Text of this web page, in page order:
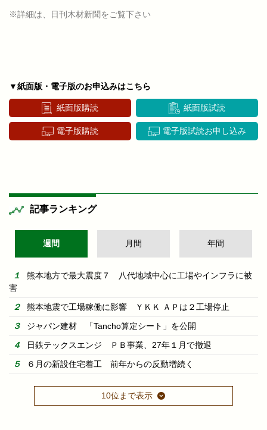
※詳細は、日刊木材新聞をご覧下さい
▼紙面版・電子版のお申込みはこちら
紙面版購読 紙面版試読
電子版購読 電子版試読お申し込み
記事ランキング
週間 月間 年間
熊本地方で最大震度７ 八代地域中心に工場やインフラに被
害
熊本地震で工場稼働に影響 ＹＫＫ ＡＰは２工場停止
ジャパン建材 「Tancho算定シート」を公開
日鉄テックスエンジ ＰＢ事業、27年１月で撤退
６月の新設住宅着工 前年からの反動増続く
10位まで表示